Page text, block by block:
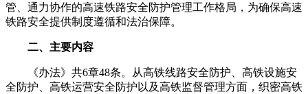
管、通力协作的高速铁路安全防护管理工作格局，为确保高速
铁路安全提供制度遵循和法治保障。
二、主要内容
《办法》共6章48条。从高铁线路安全防护、高铁设施安
全防护、高铁运营安全防护以及高铁监督管理方面，织密高铁